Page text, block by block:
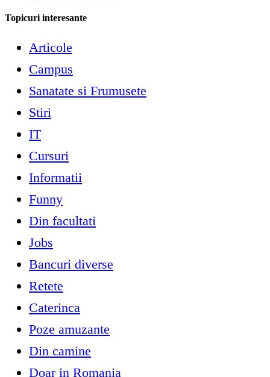
Topicuri interesante
Articole
Campus
Sanatate si Frumusete
Stiri
IT
Cursuri
Informatii
Funny
Din facultati
Jobs
Bancuri diverse
Retete
Caterinca
Poze amuzante
Din camine
Doar in Romania